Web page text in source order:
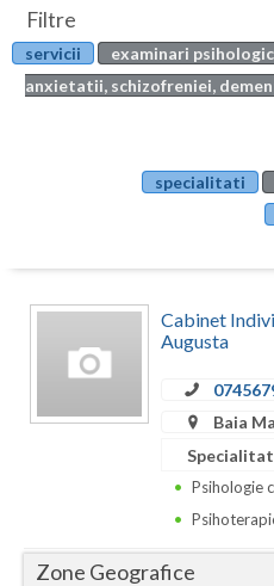
Botosani
Braila
Calarasi
Constanta
Dolj
Articole
Evenimente
Filtre
servicii
examinari
anxietatii, schizofreniei,
specialitati
Cabinet
Augusta
Baia
Psihologie
Zone Geografice